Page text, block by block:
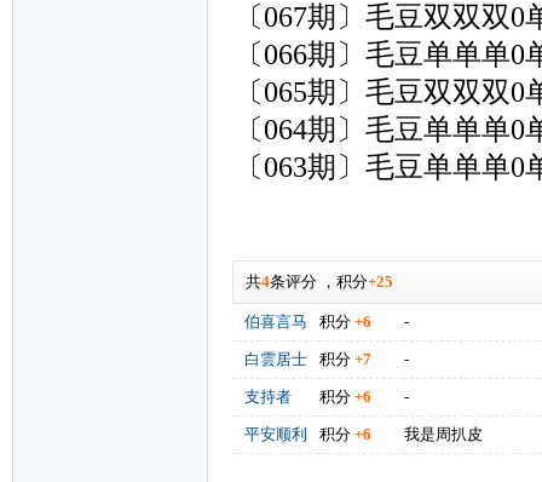
〔067期〕毛豆双双双0
〔066期〕毛豆单单单0
〔065期〕毛豆双双双0
〔064期〕毛豆单单单0
〔063期〕毛豆单单单0
共4条评分， 积分+25
伯喜言马 积分 +6 -
白雲居士 积分 +7 -
支持者 积分 +6 -
平安顺利 积分 +6 我是周扒皮